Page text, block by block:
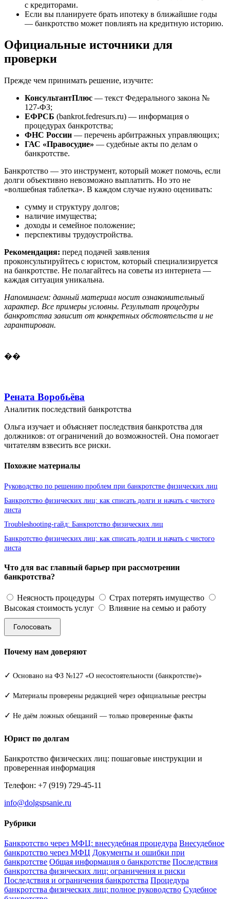
с кредиторами.
Если вы планируете брать ипотеку в ближайшие годы
— банкротство может повлиять на кредитную историю.
Официальные источники для
проверки
Прежде чем принимать решение, изучите:
КонсультантПлюс — текст Федерального закона №
127-ФЗ;
ЕФРСБ (bankrot.fedresurs.ru) — информация о
процедурах банкротства;
ФНС России — перечень арбитражных управляющих;
ГАС «Правосудие» — судебные акты по делам о
банкротстве.
Банкротство — это инструмент, который может помочь, если
долги объективно невозможно выплатить. Но это не
«волшебная таблетка». В каждом случае нужно оценивать:
сумму и структуру долгов;
наличие имущества;
доходы и семейное положение;
перспективы трудоустройства.
Рекомендация: перед подачей заявления
проконсультируйтесь с юристом, который специализируется
на банкротстве. Не полагайтесь на советы из интернета —
каждая ситуация уникальна.
Напоминаем: данный материал носит ознакомительный
характер. Все примеры условны. Результат процедуры
банкротства зависит от конкретных обстоятельств и не
гарантирован.
��
Рената Воробьёва
Аналитик последствий банкротства
Ольга изучает и объясняет последствия банкротства для
должников: от ограничений до возможностей. Она помогает
читателям взвесить все риски.
Похожие материалы
Руководство по решению проблем при банкротстве физических лиц
Банкротство физических лиц: как списать долги и начать с чистого
листа
Troubleshooting-гайд: Банкротство физических лиц
Банкротство физических лиц: как списать долги и начать с чистого
листа
Что для вас главный барьер при рассмотрении
банкротства?
Неясность процедуры
Страх потерять имущество
Высокая стоимость услуг
Влияние на семью и работу
Голосовать
Почему нам доверяют
✓ Основано на ФЗ №127 «О несостоятельности (банкротстве)»
✓ Материалы проверены редакцией через официальные реестры
✓ Не даём ложных обещаний — только проверенные факты
Юрист по долгам
Банкротство физических лиц: пошаговые инструкции и
проверенная информация
Телефон: +7 (919) 729-45-11
info@dolgspsanie.ru
Рубрики
Банкротство через МФЦ: внесудебная процедура Внесудебное
банкротство через МФЦ Документы и ошибки при
банкротстве Общая информация о банкротстве Последствия
банкротства физических лиц: ограничения и риски
Последствия и ограничения банкротства Процедура
банкротства физических лиц: полное руководство Судебное